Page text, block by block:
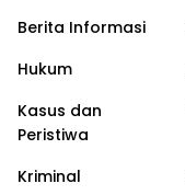
Berita Informasi
Hukum
Kasus dan
Peristiwa
Kriminal